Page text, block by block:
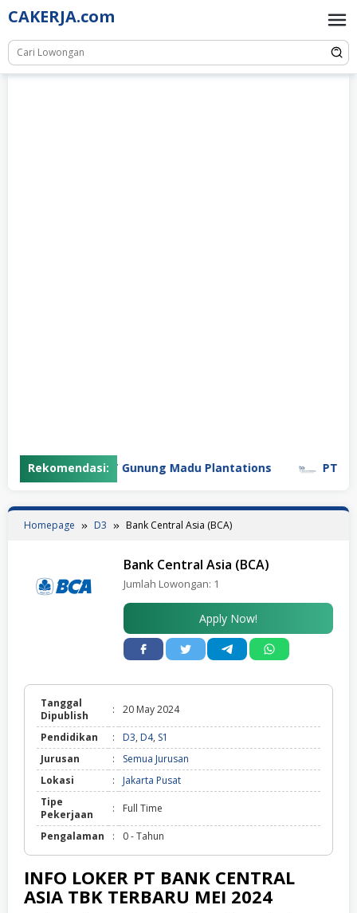
Skip
to
content
CAKERJA.com
Rekomendasi:PT Gunung Madu Plantations PT
Homepage D3 Bank Central Asia (BCA)
Bank Central Asia (BCA)
Jumlah Lowongan: 1
Apply Now!
Tanggal
Dipublish
: 20 May 2024
Pendidikan : D3, D4, S1
Jurusan
:
Semua Jurusan
Lokasi
:
Jakarta Pusat
Tipe
Pekerjaan
: Full Time
Pengalaman : 0 - Tahun
INFO LOKER PT BANK CENTRAL
ASIA TBK TERBARU MEI 2024